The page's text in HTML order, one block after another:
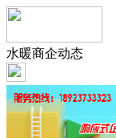
水暖商企动态